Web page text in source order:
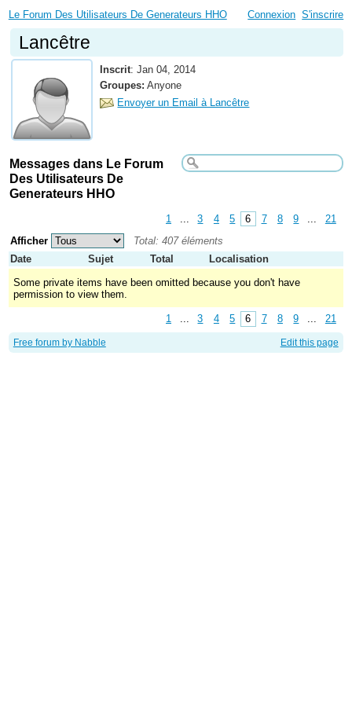
Le Forum Des Utilisateurs De Generateurs HHO Connexion S'inscrire
Lancêtre
Inscrit:Jan 04, 2014
Groupes: Anyone
Envoyer un Email à Lancêtre
Messages dans Le Forum
Des Utilisateurs De
Generateurs HHO
1 3 4 5 6 7 8 9
21
Afficher
Total: 407 éléments
Date
Sujet Total
Localisation
Some private items have been omitted because you don't have
permission to view them.
1 ... 3 4 5 6 7 8 9 ... 21
Free forum by Nabble Edit this page